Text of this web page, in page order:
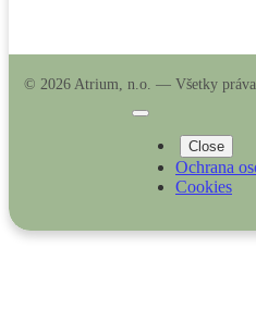
© 2026 Atrium, n.o. — Všetky práva
Close
Ochrana
Cookies